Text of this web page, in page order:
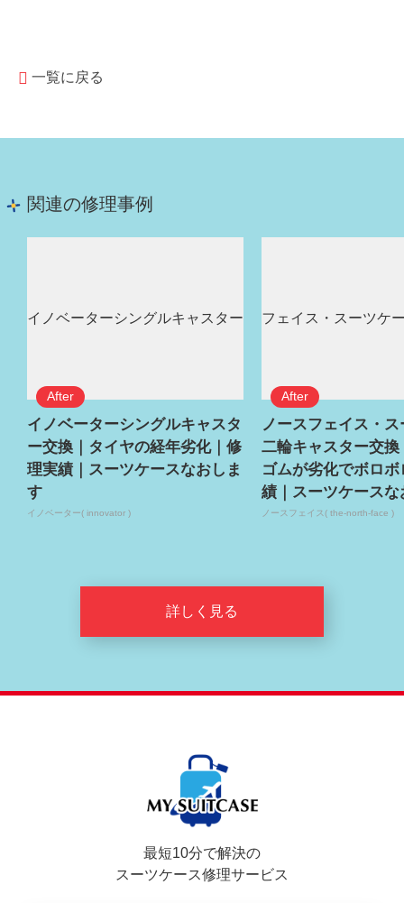
一覧に戻る
関連の修理事例
イノベーターシングルキャスタ
ー交換｜タイヤの経年劣化｜修
理実績｜スーツケースなおしま
す
イノベーター( innovator )
ノースフェイス・
二輪キャスター交換
ゴムが劣化でボロ
績｜スーツケースな
ノースフェイス( the-north-face )
詳しく見る
最短10分で解決の
スーツケース修理サービス